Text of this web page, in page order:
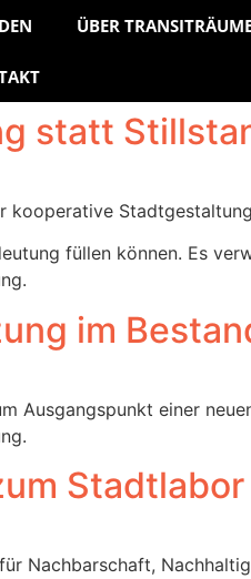
ÜBER
statt
kooperative
füllen können. Es
im
Ausgangspunkt einer
Stadtlabor
Nachbarschaft,